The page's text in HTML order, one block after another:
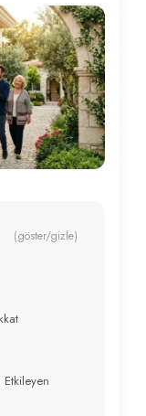
(göster/gizle)
Etkileyen